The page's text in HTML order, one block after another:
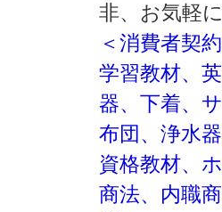
非、お気軽
＜消費者契
学習教材、
器、下着、
布団、浄水
資格教材、
商法、内職